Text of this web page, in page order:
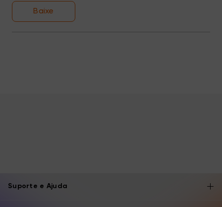
Baixe
Suporte e Ajuda